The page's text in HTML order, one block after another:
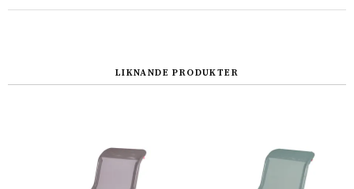
LIKNANDE PRODUKTER